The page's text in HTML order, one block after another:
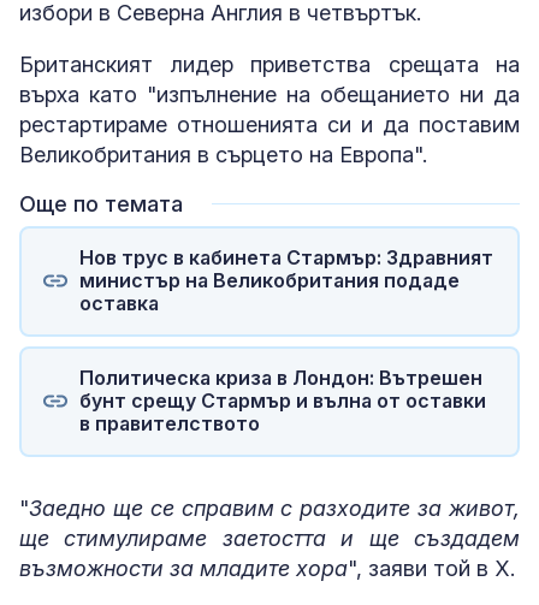
избори в Северна Англия в четвъртък.
Британският лидер приветства срещата на
върха като "изпълнение на обещанието ни да
рестартираме отношенията си и да поставим
Великобритания в сърцето на Европа".
Още по темата
Нов трус в кабинета Стармър: Здравният
министър на Великобритания подаде
оставка
Политическа криза в Лондон: Вътрешен
бунт срещу Стармър и вълна от оставки
в правителството
"Заедно ще се справим с разходите за живот,
ще стимулираме заетостта и ще създадем
възможности за младите хора", заяви той в X.